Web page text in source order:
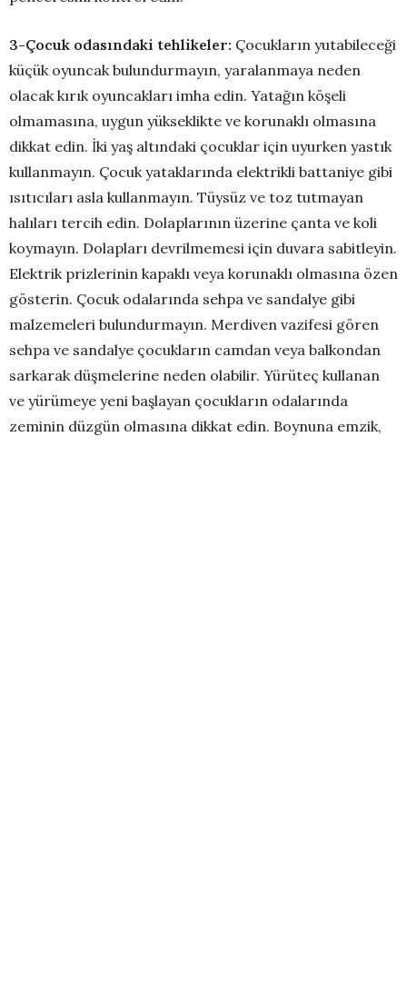
3-Çocuk odasındaki tehlikeler: Çocukların yutabileceği
küçük oyuncak bulundurmayın, yaralanmaya neden
olacak kırık oyuncakları imha edin. Yatağın köşeli
olmamasına, uygun yükseklikte ve korunaklı olmasına
dikkat edin. İki yaş altındaki çocuklar için uyurken yastık
kullanmayın. Çocuk yataklarında elektrikli battaniye gibi
ısıtıcıları asla kullanmayın. Tüysüz ve toz tutmayan
halıları tercih edin. Dolaplarının üzerine çanta ve koli
koymayın. Dolapları devrilmemesi için duvara sabitleyin.
Elektrik prizlerinin kapaklı veya korunaklı olmasına özen
gösterin. Çocuk odalarında sehpa ve sandalye gibi
malzemeleri bulundurmayın. Merdiven vazifesi gören
sehpa ve sandalye çocukların camdan veya balkondan
sarkarak düşmelerine neden olabilir. Yürüteç kullanan
ve yürümeye yeni başlayan çocukların odalarında
zeminin düzgün olmasına dikkat edin. Boynuna emzik,